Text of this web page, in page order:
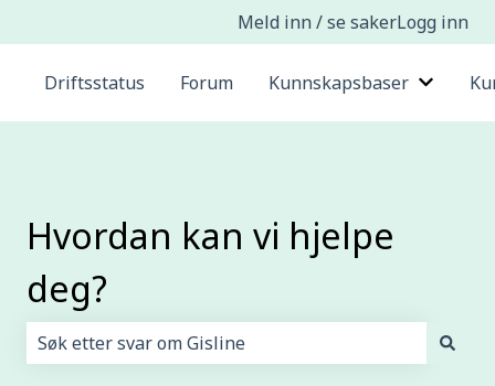
Meld inn / se sakerLogg inn
Driftsstatus Forum Kunnskapsbaser Vis
Hvordan kan vi hjelpe
deg?